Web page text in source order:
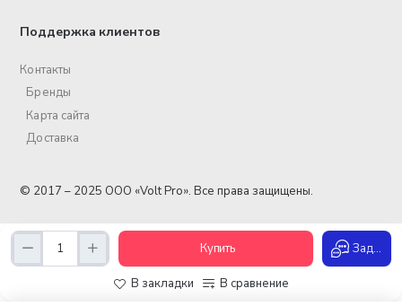
Купить Задать вопрос
В закладки В сравнение
Поддержка клиентов
Контакты
Бренды
Карта сайта
Доставка
© 2017 – 2025 ООО «Volt Pro». Все права защищены.